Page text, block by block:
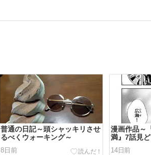
普通の日記～頭シャッキリさせ
るべくウォーキング～
8日前
漫画作品～
満』7話見
14日前